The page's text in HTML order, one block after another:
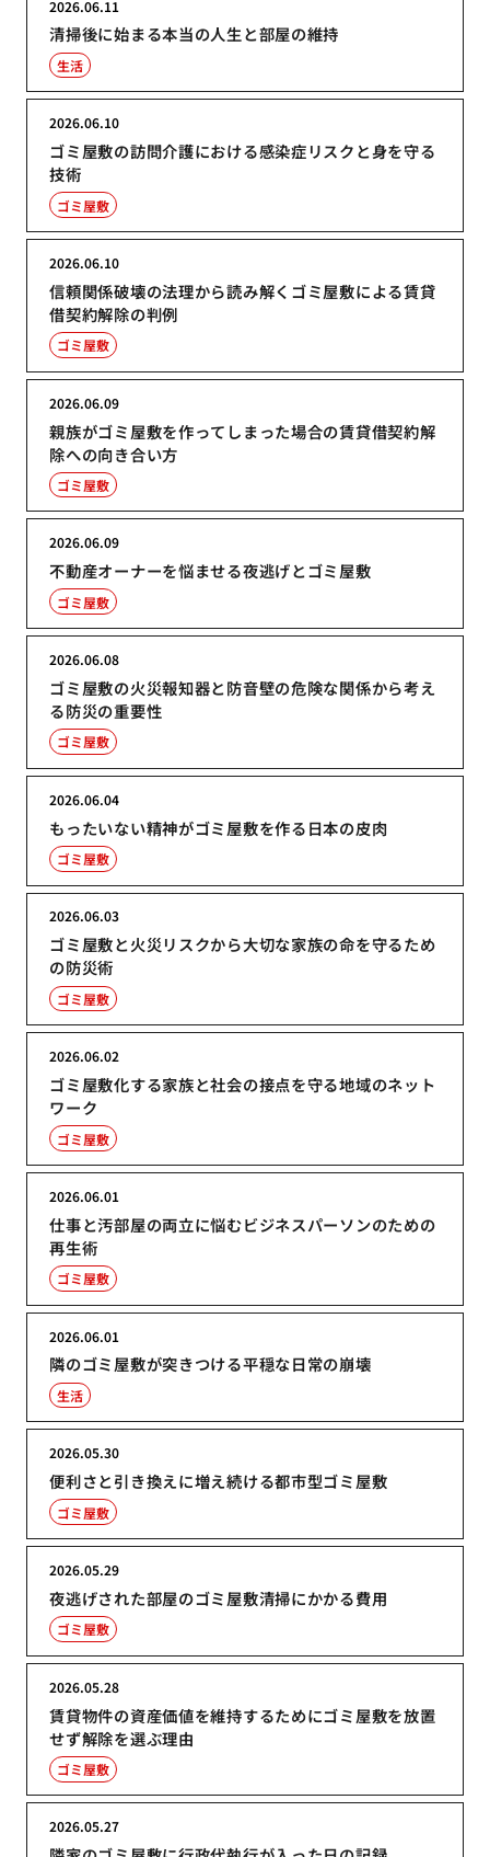
清掃後に始まる本当の人生と部屋の維持
2026.06.11
生活
ゴミ屋敷の訪問介護における感染症リスクと身を守る
技術
2026.06.10
ゴミ屋敷
信頼関係破壊の法理から読み解くゴミ屋敷による賃貸
借契約解除の判例
2026.06.10
ゴミ屋敷
親族がゴミ屋敷を作ってしまった場合の賃貸借契約解
除への向き合い方
2026.06.09
ゴミ屋敷
不動産オーナーを悩ませる夜逃げとゴミ屋敷
2026.06.09
ゴミ屋敷
ゴミ屋敷の火災報知器と防音壁の危険な関係から考え
る防災の重要性
2026.06.08
ゴミ屋敷
もったいない精神がゴミ屋敷を作る日本の皮肉
2026.06.04
ゴミ屋敷
ゴミ屋敷と火災リスクから大切な家族の命を守るため
の防災術
2026.06.03
ゴミ屋敷
ゴミ屋敷化する家族と社会の接点を守る地域のネット
ワーク
2026.06.02
ゴミ屋敷
仕事と汚部屋の両立に悩むビジネスパーソンのための
再生術
2026.06.01
ゴミ屋敷
隣のゴミ屋敷が突きつける平穏な日常の崩壊
2026.06.01
生活
便利さと引き換えに増え続ける都市型ゴミ屋敷
2026.05.30
ゴミ屋敷
夜逃げされた部屋のゴミ屋敷清掃にかかる費用
2026.05.29
ゴミ屋敷
賃貸物件の資産価値を維持するためにゴミ屋敷を放置
せず解除を選ぶ理由
2026.05.28
ゴミ屋敷
2026.05.27